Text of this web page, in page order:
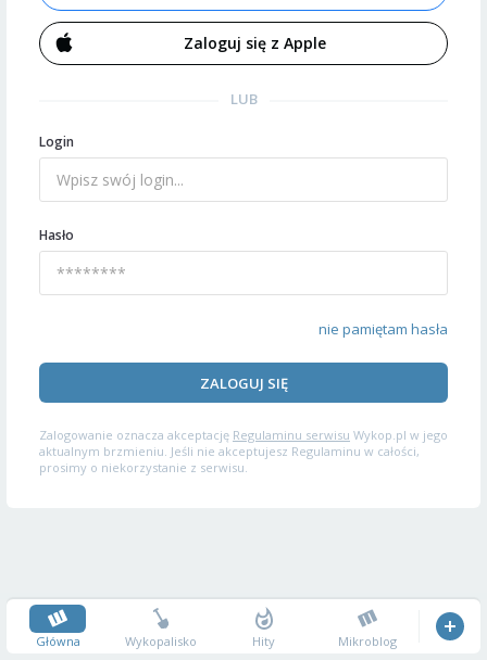
Zaloguj się z Apple
LUB
Login
Hasło
nie pamiętam hasła
ZALOGUJ SIĘ
Zalogowanie oznacza akceptację Regulaminu serwisu Wykop.pl w jego
aktualnym brzmieniu. Jeśli nie akceptujesz Regulaminu w całości,
prosimy o niekorzystanie z serwisu.
Główna Wykopalisko Hity Mikroblog